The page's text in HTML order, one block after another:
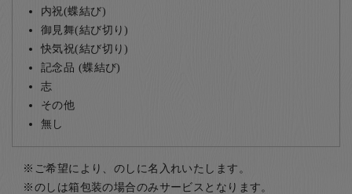
内祝(蝶結び)
御見舞(結び切り)
快気祝(結び切り)
記念品 (蝶結び)
志
その他
無し
ご希望により、のしに名入れいたします。
のしは箱包装の場合のみサービスとなります。